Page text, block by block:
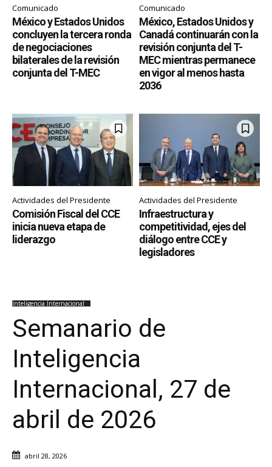
Comunicado
México y Estados Unidos
concluyen la tercera ronda
de negociaciones
bilaterales de la revisión
conjunta del T-MEC
Comunicado
México, Estados Unidos y
Canadá continuarán con la
revisión conjunta del T-
MEC mientras permanece
en vigor al menos hasta
2036
Actividades del Presidente
Comisión Fiscal del CCE
inicia nueva etapa de
liderazgo
Actividades del Presidente
Infraestructura y
competitividad, ejes del
diálogo entre CCE y
legisladores